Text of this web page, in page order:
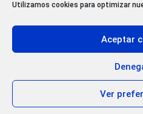
Utilizamos cookies para optimizar
Aceptar
Ver
Informativo Mediodía Cope
Agosto 2026